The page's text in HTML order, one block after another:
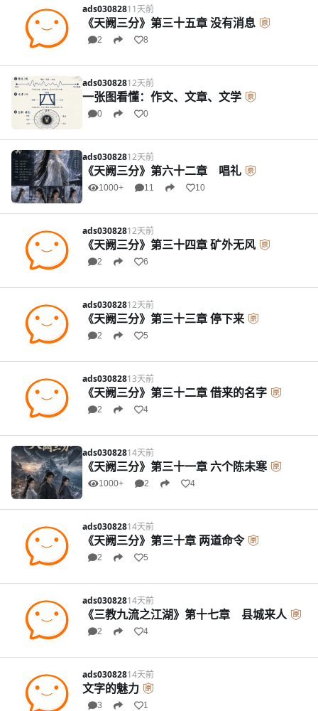
ads03082811天前
《天阙三分》第三十五章 没有消息
2 8
ads03082812天前
一张图看懂：作文、文章、文学
0 0
ads03082812天前
《天阙三分》第六十二章 唱礼
1000+ 11 10
ads03082812天前
《天阙三分》第三十四章 矿外无风
2 6
ads03082812天前
《天阙三分》第三十三章 停下来
2 5
ads03082813天前
《天阙三分》第三十二章 借来的名字
2 4
ads03082814天前
《天阙三分》第三十一章 六个陈未寒
1000+ 2 4
ads03082814天前
《天阙三分》第三十章 两道命令
2 5
ads03082814天前
《三教九流之江湖》第十七章 县城来人
2 4
ads03082814天前
文字的魅力
3 1